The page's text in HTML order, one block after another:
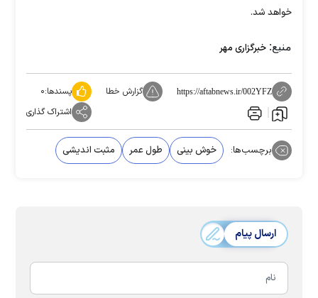
خواهد شد.
منبع: خبرگزاری مهر
https://aftabnews.ir/002YFZ گزارش خطا پسندها:۰
اشتراک گذاری
برچسب‌ها: خوش بینی طول عمر مثبت اندیشی
ارسال پیام